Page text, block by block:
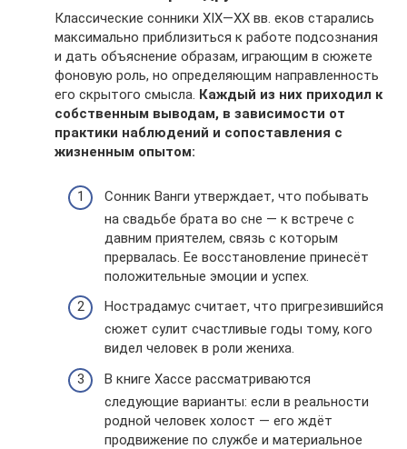
Классические сонники XIX—XX вв. еков старались
максимально приблизиться к работе подсознания
и дать объяснение образам, играющим в сюжете
фоновую роль, но определяющим направленность
его скрытого смысла. Каждый из них приходил к
собственным выводам, в зависимости от
практики наблюдений и сопоставления с
жизненным опытом:
Сонник Ванги утверждает, что побывать
на свадьбе брата во сне — к встрече с
давним приятелем, связь с которым
прервалась. Ее восстановление принесёт
положительные эмоции и успех.
Нострадамус считает, что пригрезившийся
сюжет сулит счастливые годы тому, кого
видел человек в роли жениха.
В книге Хассе рассматриваются
следующие варианты: если в реальности
родной человек холост — его ждёт
продвижение по службе и материальное